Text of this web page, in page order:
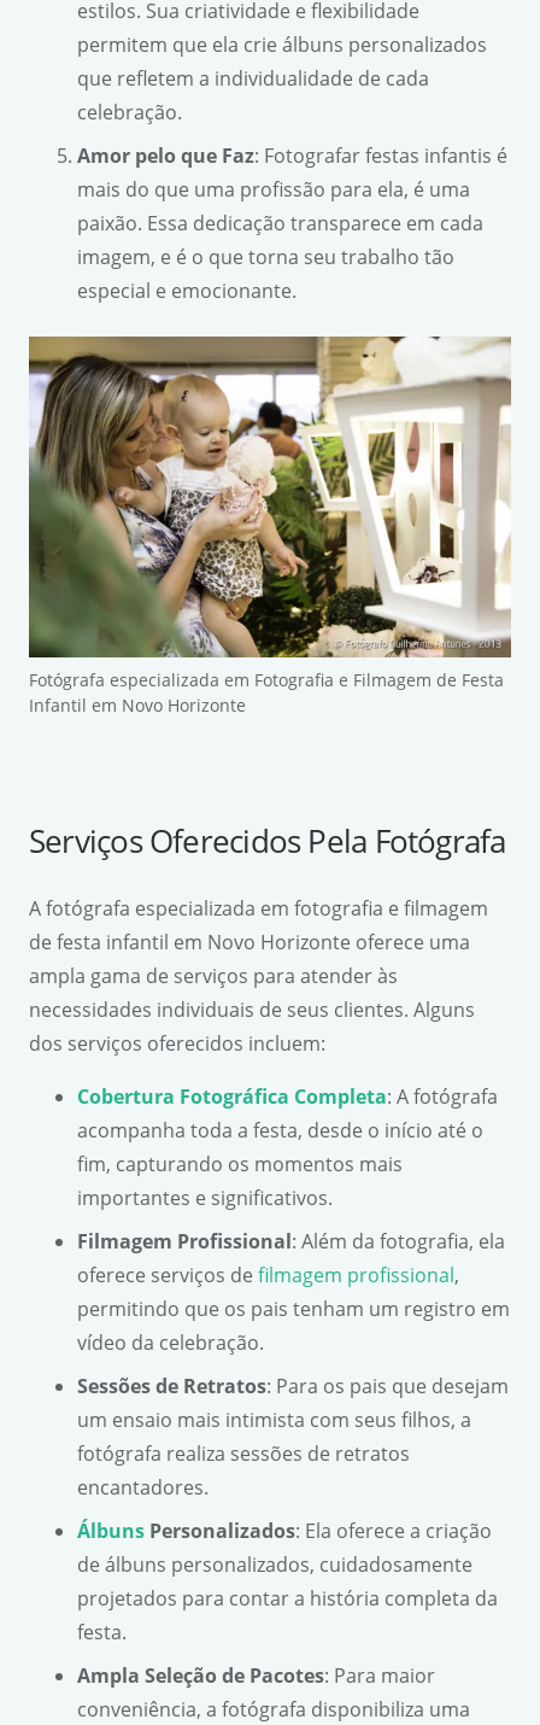
estilos. Sua criatividade e flexibilidade
permitem que ela crie álbuns personalizados
que refletem a individualidade de cada
celebração.
Amor pelo que Faz: Fotografar festas infantis é
mais do que uma profissão para ela, é uma
paixão. Essa dedicação transparece em cada
imagem, e é o que torna seu trabalho tão
especial e emocionante.
Fotógrafa especializada em Fotografia e Filmagem de Festa
Infantil em Novo Horizonte
Serviços Oferecidos Pela Fotógrafa
A fotógrafa especializada em fotografia e filmagem
de festa infantil em Novo Horizonte oferece uma
ampla gama de serviços para atender às
necessidades individuais de seus clientes. Alguns
dos serviços oferecidos incluem:
Cobertura Fotográfica Completa: A fotógrafa
acompanha toda a festa, desde o início até o
fim, capturando os momentos mais
importantes e significativos.
Filmagem Profissional: Além da fotografia, ela
oferece serviços de filmagem profissional,
permitindo que os pais tenham um registro em
vídeo da celebração.
Sessões de Retratos: Para os pais que desejam
um ensaio mais intimista com seus filhos, a
fotógrafa realiza sessões de retratos
encantadores.
Álbuns Personalizados: Ela oferece a criação
de álbuns personalizados, cuidadosamente
projetados para contar a história completa da
festa.
Ampla Seleção de Pacotes: Para maior
conveniência, a fotógrafa disponibiliza uma